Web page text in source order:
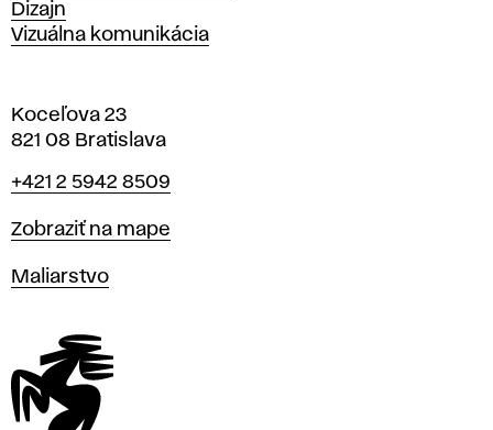
Dizajn
Vizuálna komunikácia
Koceľova 23
821 08 Bratislava
Telefón
+421 2 5942 8509
Mapa
Zobraziť na mape
Katedry
Maliarstvo